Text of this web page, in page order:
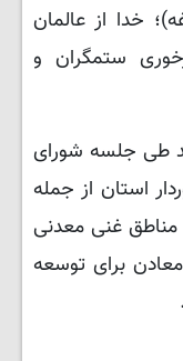
۳نهج البلاغه)؛ خدا از عالمان
ستمگران و
غربی در ۱۸ اسفند طی جلسه شورای
استان از جمله
مناطق غنی معدنی
برای توسعه